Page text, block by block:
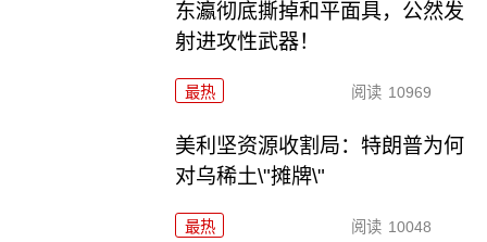
东瀛彻底撕掉和平面具，公然发
射进攻性武器！
最热 阅读 10969
美利坚资源收割局：特朗普为何
对乌稀土\"摊牌\"
最热 阅读 10048